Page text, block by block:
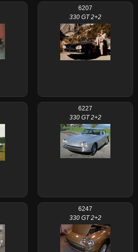
6207
330 GT 2+2
6227
330 GT 2+2
6247
330 GT 2+2